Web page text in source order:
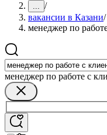
... /
вакансии в Казани/
менеджер по
менеджер по работе с